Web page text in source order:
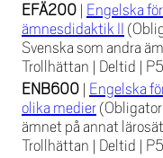
EFÄ200 | Engelska
ämnesdidaktik II
Svenska som andra
Trollhättan | Deltid |
ENB600 | Engelska
olika medier
ämnet på annat
Trollhättan | Deltid |